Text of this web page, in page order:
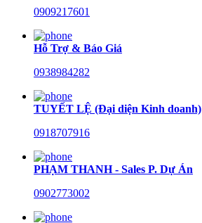
0909217601
Hỗ Trợ & Báo Giá
0938984282
TUYẾT LỆ (Đại diện Kinh doanh)
0918707916
PHẠM THANH - Sales P. Dự Án
0902773002